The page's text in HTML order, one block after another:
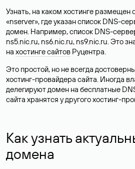
Узнать, на каком хостинге размещен
«nserver», где указан список DNS-
домен. Например, список DNS-
ns5.nic.ru, ns6.nic.ru, ns9.nic.ru. Это
на хостинге сайтов Руцентра.
Это простой, но не всегда
хостинг-провайдера сайта. Иногда
делегируют домен на бесплатные
сайта хранятся у другого хостинг-
Как узнать
домена